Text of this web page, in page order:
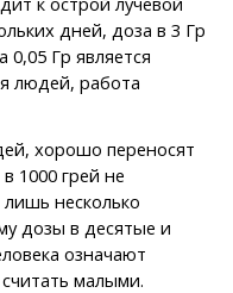
дней, доза в 3 Гр
0,05 Гр является
людей, работа
хорошо переносят
1000 грей не
несколько
дозы в десятые и
означают
малыми.